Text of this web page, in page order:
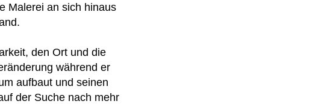
Malerei an sich hinaus
den Ort und die
während er
aufbaut und seinen
der Suche nach mehr